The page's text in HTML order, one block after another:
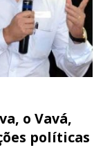
o Vavá,
políticas